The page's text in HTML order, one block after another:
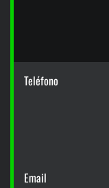
Teléfono
Email